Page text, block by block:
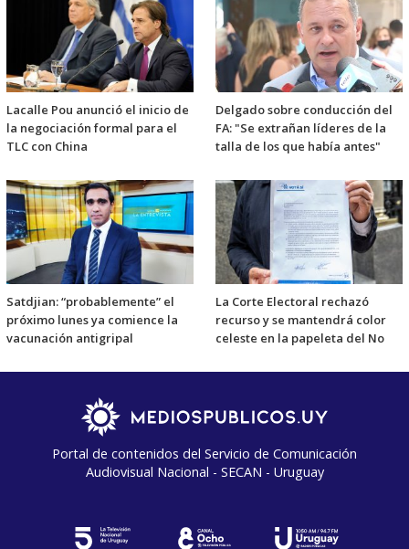
Lacalle Pou anunció el inicio de
la negociación formal para el
TLC con China
Delgado sobre conducción del
FA: "Se extrañan líderes de la
talla de los que había antes"
Satdjian: “probablemente” el
próximo lunes ya comience la
vacunación antigripal
La Corte Electoral rechazó
recurso y se mantendrá color
celeste en la papeleta del No
Portal de contenidos del Servicio de Comunicación
Audiovisual Nacional - SECAN - Uruguay